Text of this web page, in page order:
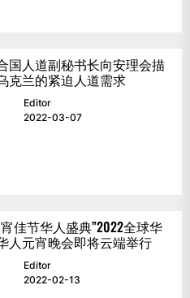
国人道副秘书长向安理会描
克兰的紧迫人道需求
Editor
2022-03-07
佳节华人盛典”2022全球华
人元宵晚会即将云端举行
Editor
2022-02-13